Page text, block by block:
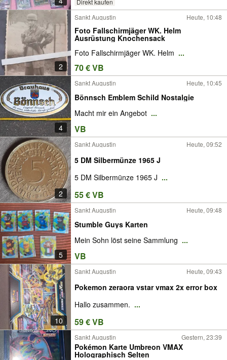
Direkt kaufen
2
Sankt Augustin Heute, 10:48
Foto Fallschirmjäger WK. Helm
Ausrüstung Knochensack
Foto Fallschirmjäger WK. Helm ...
70 € VB
4
Sankt Augustin Heute, 10:45
Bönnsch Emblem Schild Nostalgie
Macht mir ein Angebot ...
VB
2
Sankt Augustin Heute, 09:52
5 DM Silbermünze 1965 J
5 DM Silbermünze 1965 J ...
55 € VB
5
Sankt Augustin Heute, 09:48
Stumble Guys Karten
Mein Sohn löst seine Sammlung ...
VB
10
Sankt Augustin Heute, 09:43
Pokemon zeraora vstar vmax 2x error box
Hallo zusammen. ...
59 € VB
Sankt Augustin Gestern, 23:39
Pokémon Karte Umbreon VMAX
Holographisch Selten